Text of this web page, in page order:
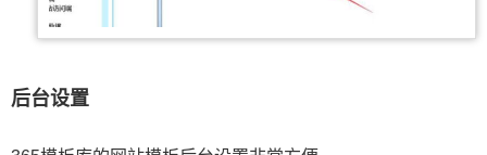
后台设置